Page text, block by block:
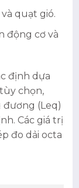
quạt gió.
động cơ và
định dựa
chọn,
đương (Leq)
Các giá trị
đo dải octa